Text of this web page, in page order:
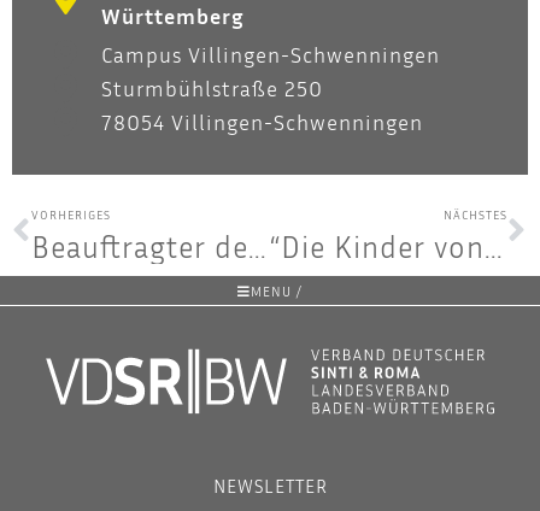
Württemberg
Campus Villingen-Schwenningen
Sturmbühlstraße 250
78054 Villingen-Schwenningen
VORHERIGES
Beauf­trag­ter der Bun­des­re­gie­rung gegen Anti­zi­ga­nis­mus im RomnoKher
NÄCHSTES
“Die Kin­der von Ausch­witz sin­gen so laut!” – Lesung am 17. Juli
MENU /
NEWSLETTER